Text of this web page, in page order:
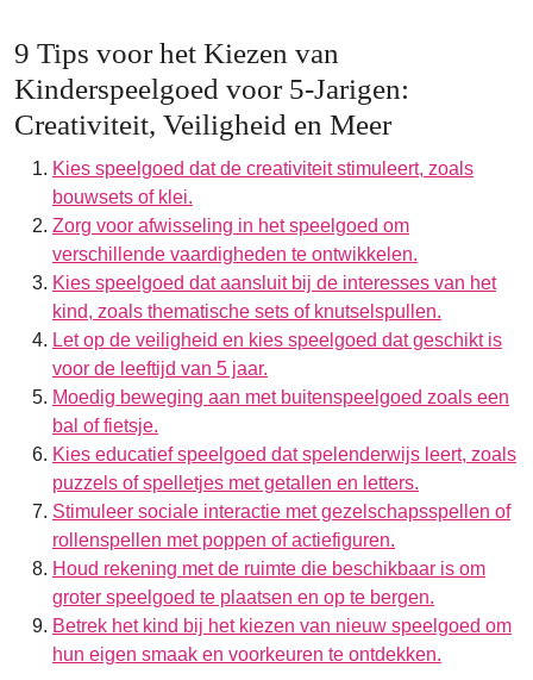
9 Tips voor het Kiezen van
Kinderspeelgoed voor 5-Jarigen:
Creativiteit, Veiligheid en Meer
Kies speelgoed dat de creativiteit stimuleert, zoals
bouwsets of klei.
Zorg voor afwisseling in het speelgoed om
verschillende vaardigheden te ontwikkelen.
Kies speelgoed dat aansluit bij de interesses van het
kind, zoals thematische sets of knutselspullen.
Let op de veiligheid en kies speelgoed dat geschikt is
voor de leeftijd van 5 jaar.
Moedig beweging aan met buitenspeelgoed zoals een
bal of fietsje.
Kies educatief speelgoed dat spelenderwijs leert, zoals
puzzels of spelletjes met getallen en letters.
Stimuleer sociale interactie met gezelschapsspellen of
rollenspellen met poppen of actiefiguren.
Houd rekening met de ruimte die beschikbaar is om
groter speelgoed te plaatsen en op te bergen.
Betrek het kind bij het kiezen van nieuw speelgoed om
hun eigen smaak en voorkeuren te ontdekken.